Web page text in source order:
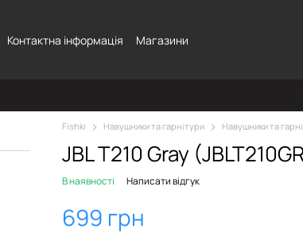
Контактна інформація Магазини
Fishki Навушники та гарнітури Навушники та
JBL T210 Gray
В наявності Написати відгук
699 грн